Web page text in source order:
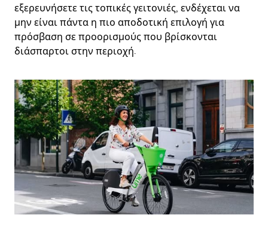
εξερευνήσετε τις τοπικές γειτονιές, ενδέχεται να
μην είναι πάντα η πιο αποδοτική επιλογή για
πρόσβαση σε προορισμούς που βρίσκονται
διάσπαρτοι στην περιοχή.